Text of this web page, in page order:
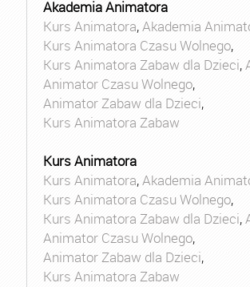
Akademia Animatora
Kurs Animatora,Akademia
Kurs Animatora Czasu Wolnego,
Kurs Animatora Zabaw dla Dzieci,
Animator Czasu Wolnego,
Animator Zabaw dla Dzieci,
Kurs Animatora Zabaw
Kurs Animatora
Kurs Animatora,Akademia
Kurs Animatora Czasu Wolnego,
Kurs Animatora Zabaw dla Dzieci,
Animator Czasu Wolnego,
Animator Zabaw dla Dzieci,
Kurs Animatora Zabaw